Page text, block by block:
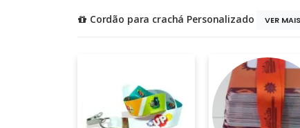
Cordão para crachá Personalizado VER